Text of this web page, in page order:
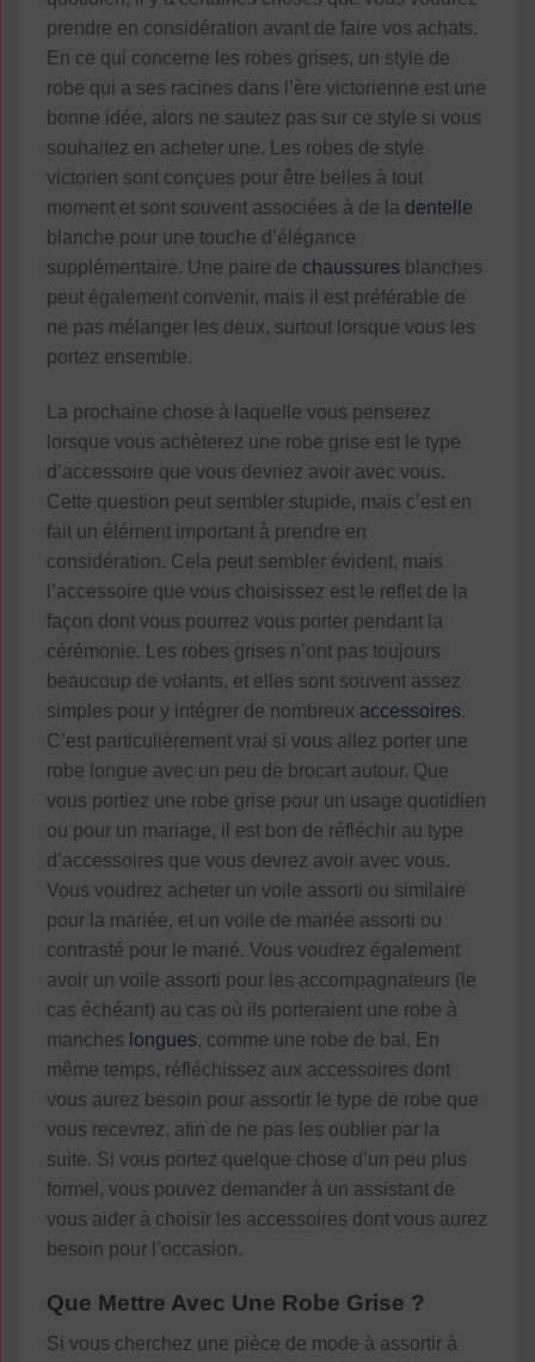
prendre en considération avant de faire vos achats.
En ce qui concerne les robes grises, un style de
robe qui a ses racines dans l’ère victorienne est une
bonne idée, alors ne sautez pas sur ce style si vous
souhaitez en acheter une. Les robes de style
victorien sont conçues pour être belles à tout
moment et sont souvent associées à de la dentelle
blanche pour une touche d’élégance
supplémentaire. Une paire de chaussures blanches
peut également convenir, mais il est préférable de
ne pas mélanger les deux, surtout lorsque vous les
portez ensemble.
La prochaine chose à laquelle vous penserez
lorsque vous achèterez une robe grise est le type
d’accessoire que vous devriez avoir avec vous.
Cette question peut sembler stupide, mais c’est en
fait un élément important à prendre en
considération. Cela peut sembler évident, mais
l’accessoire que vous choisissez est le reflet de la
façon dont vous pourrez vous porter pendant la
cérémonie. Les robes grises n’ont pas toujours
beaucoup de volants, et elles sont souvent assez
simples pour y intégrer de nombreux accessoires.
C’est particulièrement vrai si vous allez porter une
robe longue avec un peu de brocart autour. Que
vous portiez une robe grise pour un usage quotidien
ou pour un mariage, il est bon de réfléchir au type
d’accessoires que vous devrez avoir avec vous.
Vous voudrez acheter un voile assorti ou similaire
pour la mariée, et un voile de mariée assorti ou
contrasté pour le marié. Vous voudrez également
avoir un voile assorti pour les accompagnateurs (le
cas échéant) au cas où ils porteraient une robe à
manches longues, comme une robe de bal. En
même temps, réfléchissez aux accessoires dont
vous aurez besoin pour assortir le type de robe que
vous recevrez, afin de ne pas les oublier par la
suite. Si vous portez quelque chose d’un peu plus
formel, vous pouvez demander à un assistant de
vous aider à choisir les accessoires dont vous aurez
besoin pour l’occasion.
Que Mettre Avec Une Robe Grise ?
Si vous cherchez une pièce de mode à assortir à